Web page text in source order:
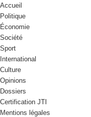
Accueil
Politique
Économie
Société
Sport
International
Culture
Opinions
Dossiers
Certification JTI
Mentions légales